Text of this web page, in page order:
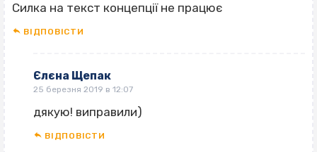
Силка на текст концепції не працює
ВІДПОВІCТИ
Єлєна Щепак
25 березня 2019 в 12:07
дякую! виправили)
ВІДПОВІCТИ